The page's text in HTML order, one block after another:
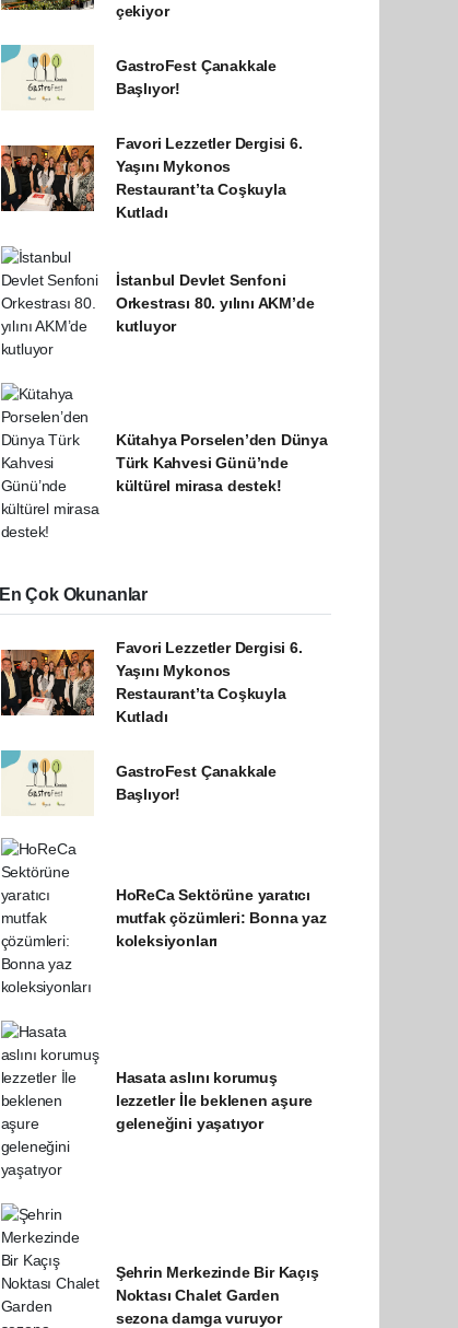
çekiyor
GastroFest Çanakkale
Başlıyor!
Favori Lezzetler Dergisi 6.
Yaşını Mykonos
Restaurant’ta Coşkuyla
Kutladı
İstanbul Devlet Senfoni
Orkestrası 80. yılını AKM’de
kutluyor
Kütahya Porselen’den Dünya
Türk Kahvesi Günü’nde
kültürel mirasa destek!
En Çok Okunanlar
Favori Lezzetler Dergisi 6.
Yaşını Mykonos
Restaurant’ta Coşkuyla
Kutladı
GastroFest Çanakkale
Başlıyor!
HoReCa Sektörüne yaratıcı
mutfak çözümleri: Bonna yaz
koleksiyonları
Hasata aslını korumuş
lezzetler İle beklenen aşure
geleneğini yaşatıyor
Şehrin Merkezinde Bir Kaçış
Noktası Chalet Garden
sezona damga vuruyor